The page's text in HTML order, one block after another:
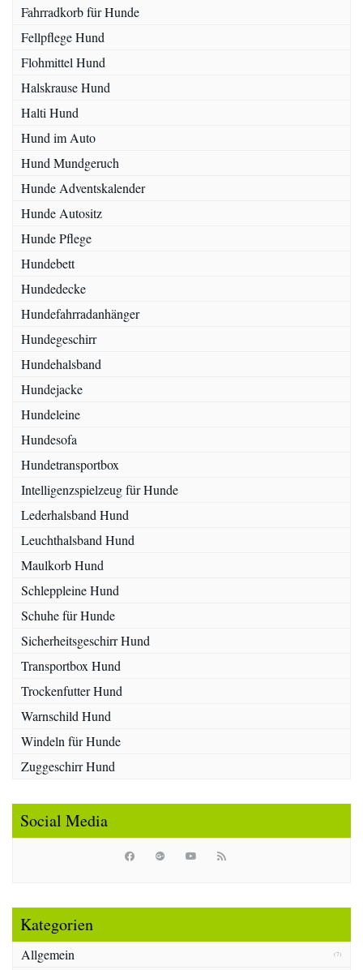
Fahrradkorb für Hunde
Fellpflege Hund
Flohmittel Hund
Halskrause Hund
Halti Hund
Hund im Auto
Hund Mundgeruch
Hunde Adventskalender
Hunde Autositz
Hunde Pflege
Hundebett
Hundedecke
Hundefahrradanhänger
Hundegeschirr
Hundehalsband
Hundejacke
Hundeleine
Hundesofa
Hundetransportbox
Intelligenzspielzeug für Hunde
Lederhalsband Hund
Leuchthalsband Hund
Maulkorb Hund
Schleppleine Hund
Schuhe für Hunde
Sicherheitsgeschirr Hund
Transportbox Hund
Trockenfutter Hund
Warnschild Hund
Windeln für Hunde
Zuggeschirr Hund
Social Media
Kategorien
Allgemein (7)